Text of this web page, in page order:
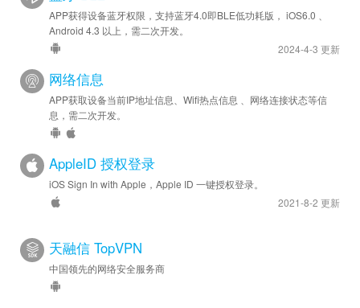
APP获得设备蓝牙权限，支持蓝牙4.0即BLE低功耗版， iOS6.0 、
Android 4.3 以上，需二次开发。
2024-4-3 更新
网络信息
APP获取设备当前IP地址信息、Wifi热点信息 、网络连接状态等信
息，需二次开发。
AppleID 授权登录
iOS Sign In with Apple，Apple ID 一键授权登录。
2021-8-2 更新
天融信 TopVPN
中国领先的网络安全服务商